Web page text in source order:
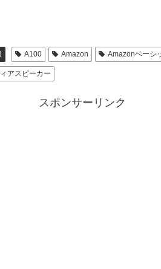
A100 Amazon Amazonベーシ
アスピーカー
スポンサーリンク